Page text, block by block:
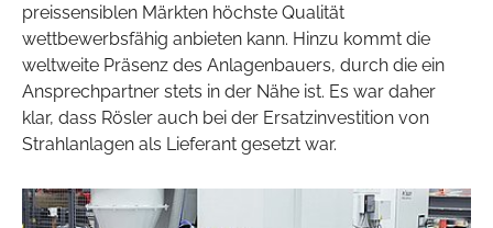
preissensiblen Märkten höchste Qualität
wettbewerbsfähig anbieten kann. Hinzu kommt die
weltweite Präsenz des Anlagenbauers, durch die ein
Ansprechpartner stets in der Nähe ist. Es war daher
klar, dass Rösler auch bei der Ersatzinvestition von
Strahlanlagen als Lieferant gesetzt war.